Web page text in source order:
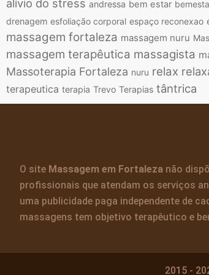
alívio do stress andressa bem estar
drenagem esfoliação corporal espaço reconexao
massagem fortaleza massagem nuru
massagem terapêutica massagista
Massoterapia Fortaleza nuru relax
terapeutica terapia Trevo Terapias tântrica
O site Massagem em Fortaleza não
profissionais que atendam os serviços
uma publicidade paga independente de
massagens tem objetivo terapêutico e
2015 -